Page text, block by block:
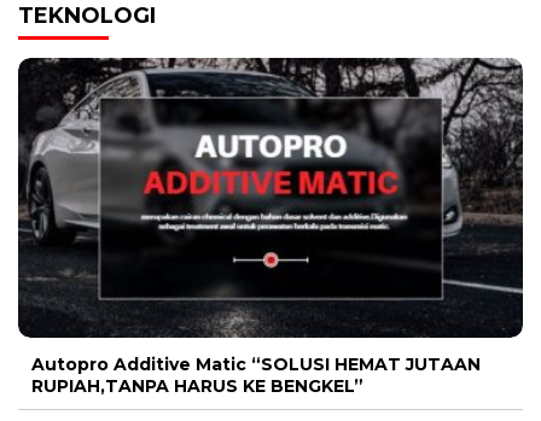
TEKNOLOGI
Autopro Additive Matic “SOLUSI HEMAT JUTAAN
RUPIAH,TANPA HARUS KE BENGKEL”